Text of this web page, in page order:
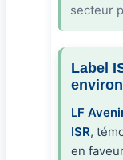
secteur
Label
LF
ISR,
en